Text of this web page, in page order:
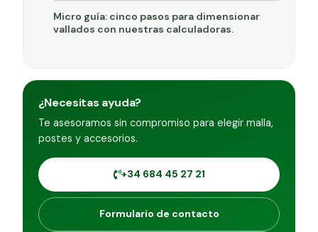
Micro guía: cinco pasos para dimensionar
vallados con nuestras calculadoras.
¿Necesitas ayuda?
Te asesoramos sin compromiso para elegir malla,
postes y accesorios.
+34 684 45 27 21
Formulario de contacto